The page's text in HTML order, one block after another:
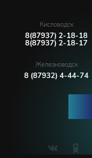
Кисловодск
8(87937) 2-18-18
8(87937) 2-18-17
Железноводск
8 (87932) 4-44-74